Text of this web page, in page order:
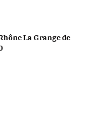
La Grange de